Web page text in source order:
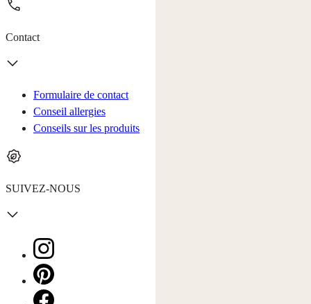
Contact
Formulaire de contact
Conseil allergies
Conseils sur les produits
SUIVEZ-NOUS